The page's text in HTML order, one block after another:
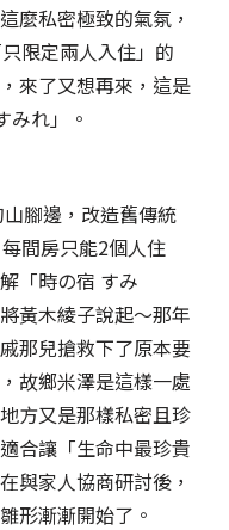
麼私密極致的氣氛，
限定兩人入住」的
來了又想再來，這是
みれ」。
山腳邊，改造舊傳統
間房只能2個人住
「時の宿 すみ
黃木綾子說起～那年
那兒搶救下了原本要
故鄉米澤是這樣一處
方又是那樣私密且珍
合讓「生命中最珍貴
與家人協商研討後，
形漸漸開始了。